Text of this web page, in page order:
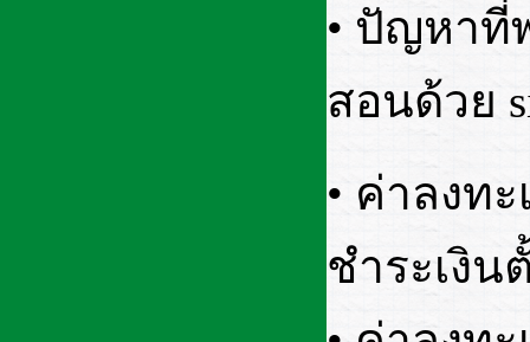
• ปัญหาที่
สอนด้วย
• ค่าลง
ชำระเงิน